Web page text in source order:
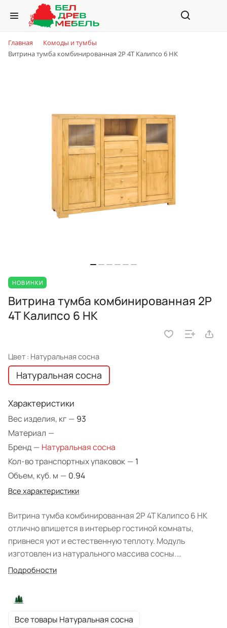
Главная
Комоды и тумбы
Витрина тумба комбинированная 2Р 4Т Калипсо 6 НК
НОВИНКИ
Витрина тумба комбинированная 2Р
4Т Калипсо 6 НК
Цвет : Натуральная сосна
Натуральная сосна
Характеристики
Вес изделия, кг — 93
Материал —
Бренд — Натуральная сосна
Кол-во транспортных упаковок — 1
Объем, куб. м — 0.94
Все характеристики
Витрина тумба комбинированная 2Р 4Т Калипсо 6 НК
отлично впишется в интерьер гостиной комнаты,
привнеся уют и естественную теплоту. Модуль
изготовлен из натурального массива сосны.
Натуральный оттенок не оставит равнодушным
просматривается. Поверхность мебели обработана
защитным покрытием, что значительно продлит срок
службы изделия. Модель поставляется в собранном
Подробности
Все товары Натуральная сосна